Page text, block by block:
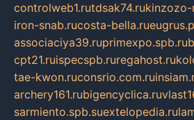
controlweb1.rutdsak74.rukinzozo-
iron-snab.rucosta-bella.ru
associaciya39.ruprimexpo.spb.ru
cpt21.ruispecspb.ruregahost.ru
tae-kwon.ruconsrio.com.ru
archery161.rubigencyclica.ru
sarmiento.spb.suextelopedia.ru